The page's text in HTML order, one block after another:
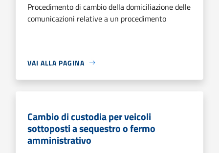
Procedimento di cambio della domiciliazione delle
comunicazioni relative a un procedimento
VAI ALLA PAGINA
Cambio di custodia per veicoli
sottoposti a sequestro o fermo
amministrativo